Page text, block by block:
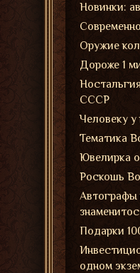
Новинки:
Оружие
Дороже 1
СССР
Человеку у
Тематика
Ювелирка
Роскошь
Подарки
одном